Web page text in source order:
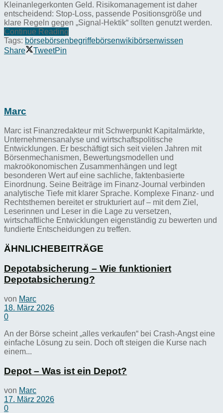
Kleinanlegerkonten Geld. Risikomanagement ist daher
entscheidend: Stop-Loss, passende Positionsgröße und
klare Regeln gegen „Signal-Hektik“ sollten genutzt werden.
Continue Reading
Tags: börsebörsenbegriffebörsenwikibörsenwissen
Share
TweetPin
Marc
Marc ist Finanzredakteur mit Schwerpunkt Kapitalmärkte,
Unternehmensanalyse und wirtschaftspolitische
Entwicklungen. Er beschäftigt sich seit vielen Jahren mit
Börsenmechanismen, Bewertungsmodellen und
makroökonomischen Zusammenhängen und legt
besonderen Wert auf eine sachliche, faktenbasierte
Einordnung. Seine Beiträge im Finanz-Journal verbinden
analytische Tiefe mit klarer Sprache. Komplexe Finanz- und
Rechtsthemen bereitet er strukturiert auf – mit dem Ziel,
Leserinnen und Leser in die Lage zu versetzen,
wirtschaftliche Entwicklungen eigenständig zu bewerten und
fundierte Entscheidungen zu treffen.
ÄHNLICHEBEITRÄGE
Depotabsicherung – Wie funktioniert
Depotabsicherung?
von Marc
18. März 2026
0
An der Börse scheint „alles verkaufen“ bei Crash-Angst eine
einfache Lösung zu sein. Doch oft steigen die Kurse nach
einem...
Depot – Was ist ein Depot?
von Marc
17. März 2026
0